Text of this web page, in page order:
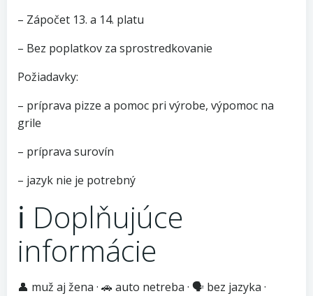
– Zápočet 13. a 14. platu
– Bez poplatkov za sprostredkovanie
Požiadavky:
– príprava pizze a pomoc pri výrobe, výpomoc na
grile
– príprava surovín
– jazyk nie je potrebný
ℹ️ Doplňujúce
informácie
👤 muž aj žena · 🚗 auto netreba · 🗣 bez jazyka ·